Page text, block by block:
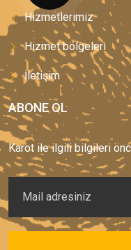
Hizmetlerimiz
Hizmet bölgeleri
İletişim
ABONE OL
Karot ile ilgili bilgileri